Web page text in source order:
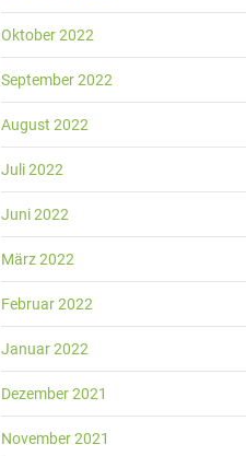
Oktober 2022
September 2022
August 2022
Juli 2022
Juni 2022
März 2022
Februar 2022
Januar 2022
Dezember 2021
November 2021